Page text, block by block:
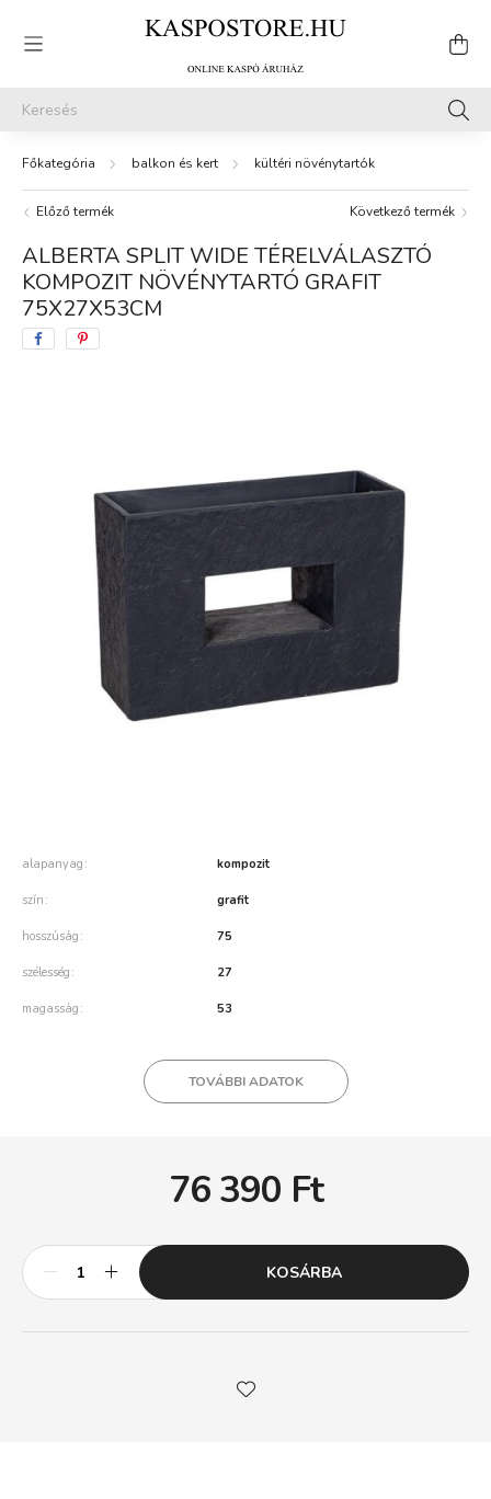
balkon és kert kültéri növénytartók
Előző termék Következő termék
ALBERTA SPLIT WIDE TÉRELVÁLASZTÓ
KOMPOZIT NÖVÉNYTARTÓ GRAFIT
75X27X53CM
alapanyag kompozit
szín grafit
hosszúság 75
szélesség 27
magasság 53
TOVÁBBI ADATOK
76 390 Ft
KOSÁRBA